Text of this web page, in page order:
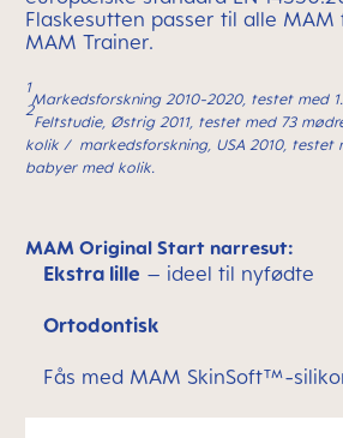
Flaskesutten passer til alle MAM
MAM Trainer.
1
Markedsforskning 2010-2020, testet med
2
Feltstudie, Østrig 2011, testet med 73
kolik / markedsforskning, USA 2010, testet
babyer med kolik.
MAM Original Start narresut:
Ekstra lille – ideel til nyfødte
Ortodontisk
Fås med MAM SkinSoft™-